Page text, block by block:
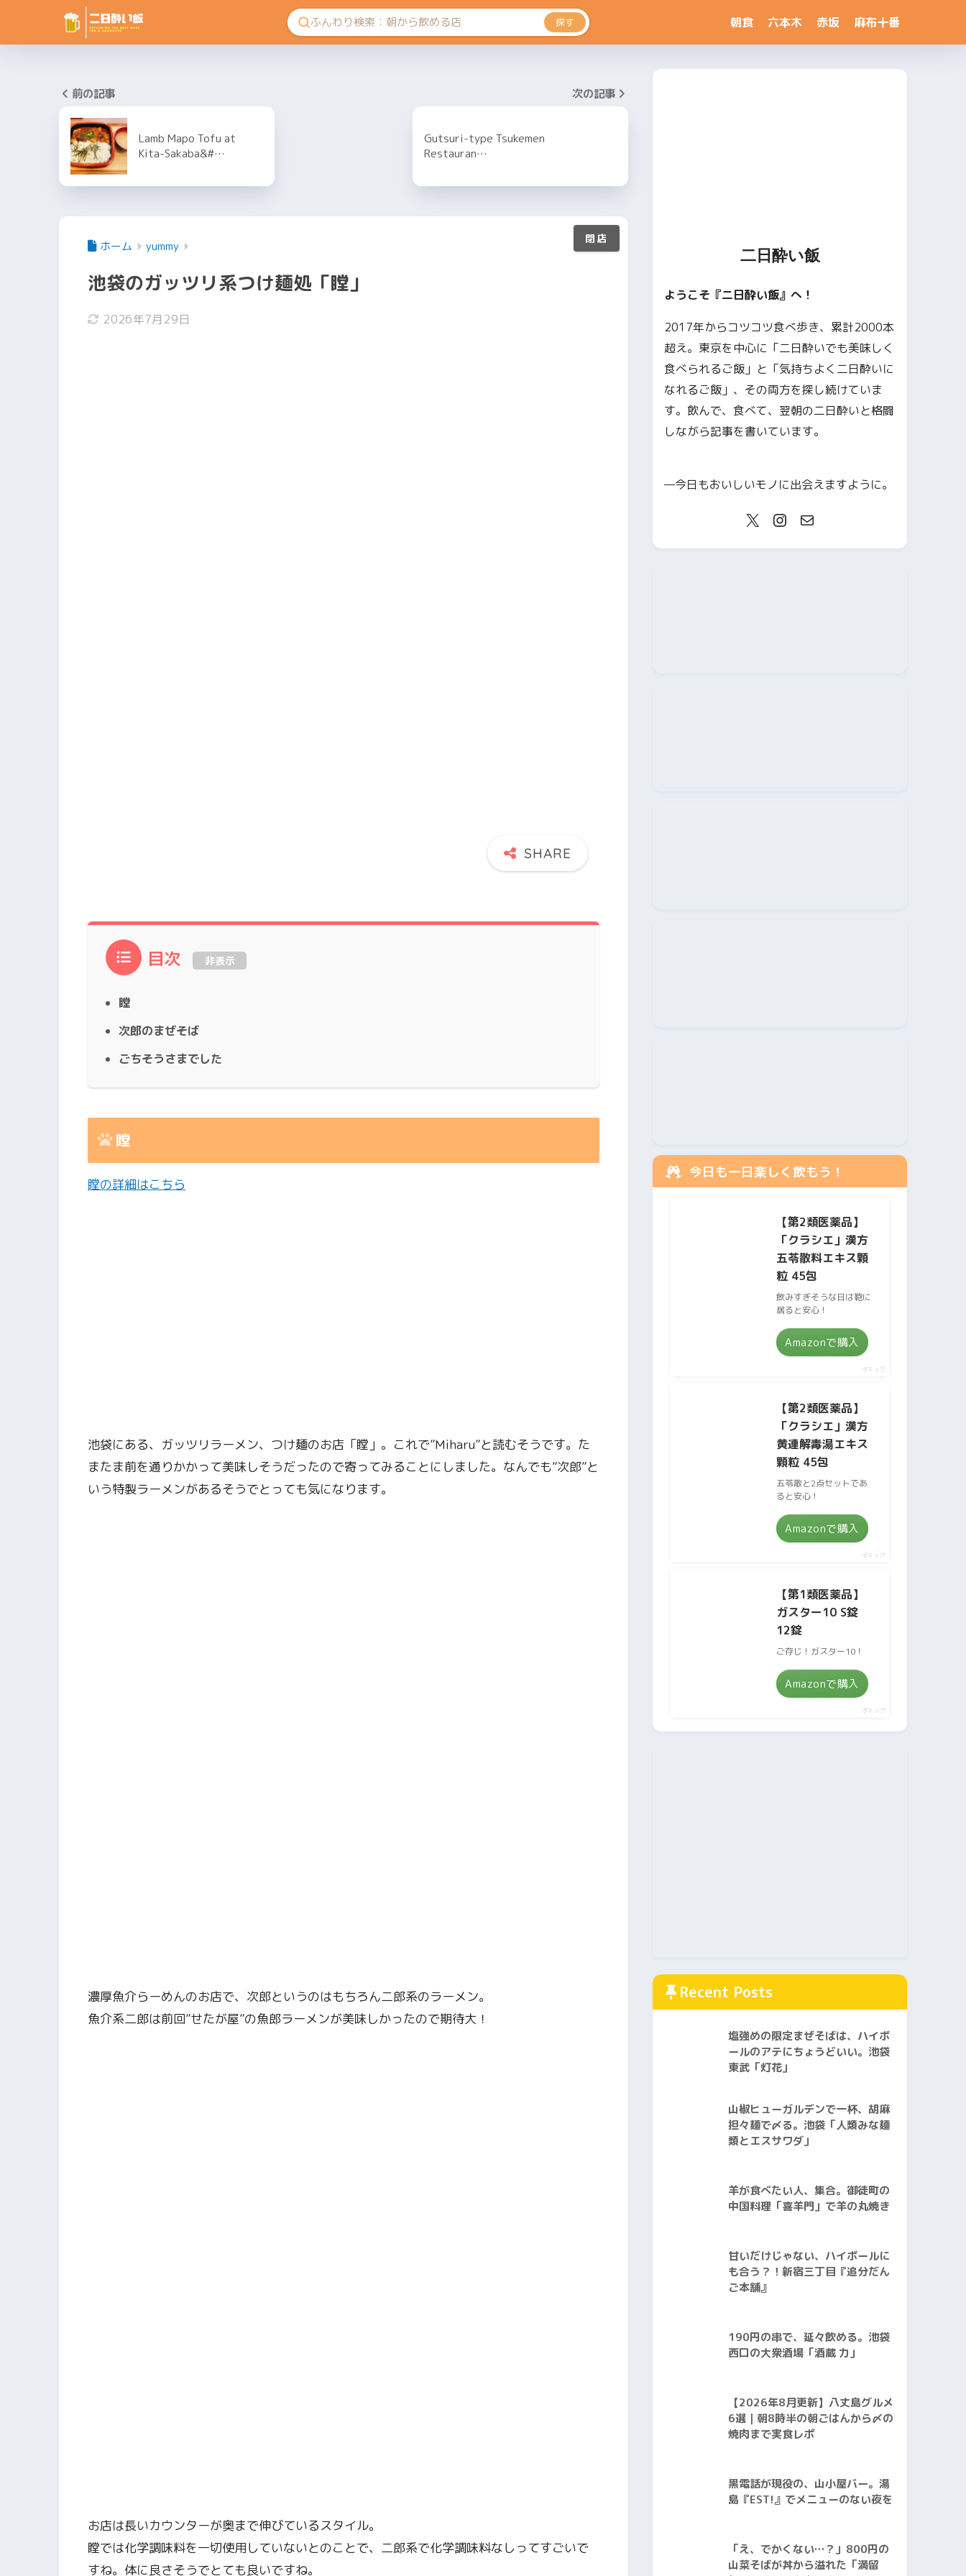
探す 朝食 六本木 赤坂 麻布十番
前の記事
Lamb Mapo Tofu at
Kita-Sakaba&#…
次の記事
Gutsuri-type Tsukemen
Restauran…
ホーム yummy
池袋のガッツリ系つけ麺処「瞠」
2026年7月29日
目次 非表示
瞠
次郎のまぜそば
ごちそうさまでした
瞠
瞠の詳細はこちら
池袋にある、ガッツリラーメン、つけ麺のお店「瞠」。これで”Miharu”と読むそうです。た
またま前を通りかかって美味しそうだったので寄ってみることにしました。なんでも”次郎”と
いう特製ラーメンがあるそうでとっても気になります。
濃厚魚介らーめんのお店で、次郎というのはもちろん二郎系のラーメン。
魚介系二郎は前回”せたが屋”の魚郎ラーメンが美味しかったので期待大！
お店は長いカウンターが奥まで伸びているスタイル。
瞠では化学調味料を一切使用していないとのことで、二郎系で化学調味料なしってすごいで
すね。体に良さそうでとても良いですね。
二日酔い飯
ようこそ『二日酔い飯』へ！
2017年からコツコツ食べ歩き、累計2000本
超え。東京を中心に「二日酔いでも美味しく
食べられるご飯」と「気持ちよく二日酔いに
なれるご飯」、その両方を探し続けていま
す。飲んで、食べて、翌朝の二日酔いと格闘
しながら記事を書いています。
—今日もおいしいモノに出会えますように。
今日も一日楽しく飲もう！
【第2類医薬品】
「クラシエ」漢方
五苓散料エキス顆
粒 45包
飲みすぎそうな日は鞄に
居ると安心！
Amazonで購入
ポチップ
【第2類医薬品】
「クラシエ」漢方
黄連解毒湯エキス
顆粒 45包
五苓散と2点セットであ
ると安心！
Amazonで購入
ポチップ
【第1類医薬品】
ガスター10 S錠
12錠
ご存じ！ガスター10！
Amazonで購入
ポチップ
Recent Posts
塩強めの限定まぜそばは、ハイボ
ールのアテにちょうどいい。池袋
東武「灯花」
山椒ヒューガルデンで一杯、胡麻
担々麺で〆る。池袋「人類みな麺
類とエスサワダ」
羊が食べたい人、集合。御徒町の
中国料理「喜羊門」で羊の丸焼き
甘いだけじゃない、ハイボールに
も合う？！新宿三丁目『追分だん
ご本舗』
190円の串で、延々飲める。池袋
西口の大衆酒場「酒蔵 力」
【2026年8月更新】八丈島グルメ
6選｜朝8時半の朝ごはんから〆の
焼肉まで実食レポ
黒電話が現役の、山小屋バー。湯
島『EST!』でメニューのない夜を
「え、でかくない…？」800円の
山菜そばが丼から溢れた「満留